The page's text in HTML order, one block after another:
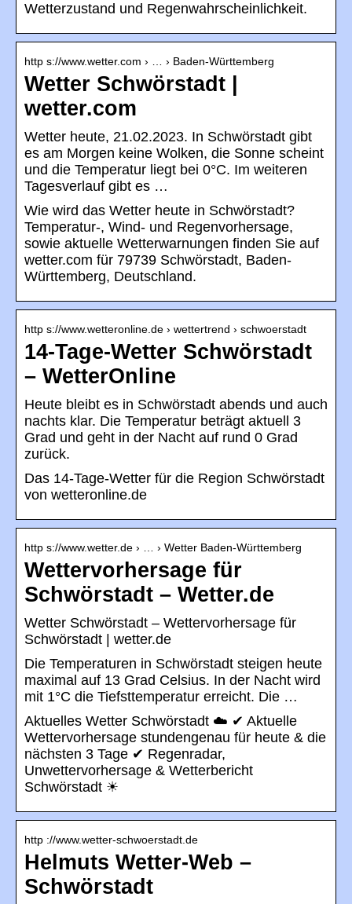
Wetterzustand und Regenwahrscheinlichkeit.
http s://www.wetter.com › … › Baden-Württemberg
Wetter Schwörstadt |
wetter.com
Wetter heute, 21.02.2023. In Schwörstadt gibt
es am Morgen keine Wolken, die Sonne scheint
und die Temperatur liegt bei 0°C. Im weiteren
Tagesverlauf gibt es …
Wie wird das Wetter heute in Schwörstadt?
Temperatur-, Wind- und Regenvorhersage,
sowie aktuelle Wetterwarnungen finden Sie auf
wetter.com für 79739 Schwörstadt, Baden-
Württemberg, Deutschland.
http s://www.wetteronline.de › wettertrend › schwoerstadt
14-Tage-Wetter Schwörstadt
– WetterOnline
Heute bleibt es in Schwörstadt abends und auch
nachts klar. Die Temperatur beträgt aktuell 3
Grad und geht in der Nacht auf rund 0 Grad
zurück.
Das 14-Tage-Wetter für die Region Schwörstadt
von wetteronline.de
http s://www.wetter.de › … › Wetter Baden-Württemberg
Wettervorhersage für
Schwörstadt – Wetter.de
Wetter Schwörstadt – Wettervorhersage für
Schwörstadt | wetter.de
Die Temperaturen in Schwörstadt steigen heute
maximal auf 13 Grad Celsius. In der Nacht wird
mit 1°C die Tiefsttemperatur erreicht. Die …
Aktuelles Wetter Schwörstadt ☁️ ✔ Aktuelle
Wettervorhersage stundengenau für heute & die
nächsten 3 Tage ✔ Regenradar,
Unwettervorhersage & Wetterbericht
Schwörstadt ☀
http ://www.wetter-schwoerstadt.de
Helmuts Wetter-Web –
Schwörstadt